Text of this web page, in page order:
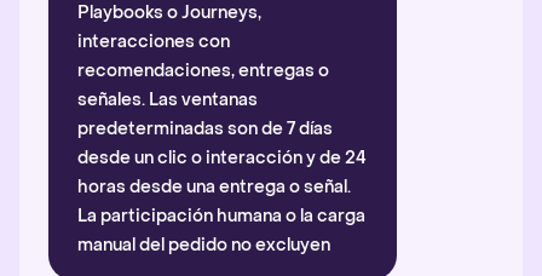
Playbooks o Journeys,
interacciones con
recomendaciones, entregas o
señales. Las ventanas
predeterminadas son de 7 días
desde un clic o interacción y de 24
horas desde una entrega o señal.
La participación humana o la carga
manual del pedido no excluyen